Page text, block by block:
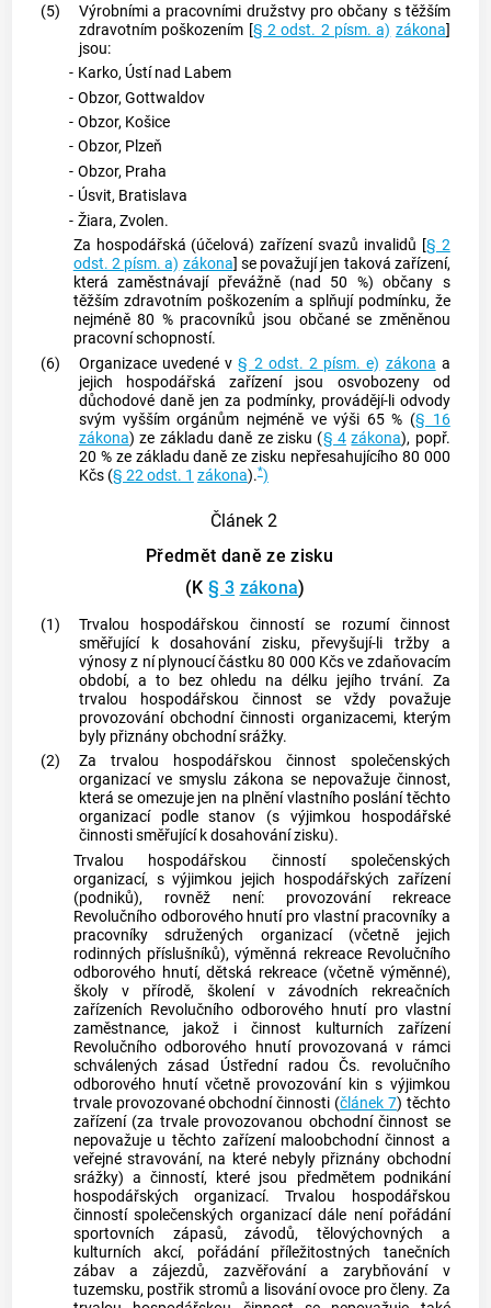
(5)
Výrobními a pracovními družstvy pro občany s těžším
zdravotním poškozením [§ 2 odst. 2 písm. a) zákona]
jsou:
- Karko, Ústí nad Labem
- Obzor, Gottwaldov
- Obzor, Košice
- Obzor, Plzeň
- Obzor, Praha
- Úsvit, Bratislava
- Žiara, Zvolen.
Za hospodářská (účelová) zařízení svazů invalidů [§ 2
odst. 2 písm. a) zákona] se považují jen taková zařízení,
která zaměstnávají převážně (nad 50 %) občany s
těžším zdravotním poškozením a splňují podmínku, že
nejméně 80 % pracovníků jsou občané se změněnou
pracovní schopností.
(6)
Organizace uvedené v§ 2 odst. 2 písm. e) zákona a
jejich hospodářská zařízení jsou osvobozeny od
důchodové daně jen za podmínky, provádějí-li odvody
svým vyšším orgánům nejméně ve výši 65 % (§ 16
zákona) ze základu daně ze zisku (§ 4 zákona), popř.
20 % ze základu daně ze zisku nepřesahujícího 80 000
Kčs (§ 22 odst. 1 zákona).*)
Článek 2
Předmět daně ze zisku
(K§ 3 zákona)
(1) Trvalou hospodářskou činnostíse rozumí činnost
směřující k dosahování zisku, převyšují-li tržby a
výnosy z ní plynoucí částku 80 000 Kčs ve zdaňovacím
období, a to bez ohledu na délku jejího trvání. Za
trvalou hospodářskou činnost se vždy považuje
provozování obchodní činnosti organizacemi, kterým
byly přiznány obchodní srážky.
(2)
Za trvalou hospodářskou činnost společenských
organizací ve smyslu zákona se nepovažuje činnost,
která se omezuje jen na plnění vlastního poslání těchto
organizací podle stanov (s výjimkou hospodářské
činnosti směřující k dosahování zisku).
Trvalou hospodářskou činnostíspolečenských
organizací, s výjimkou jejich hospodářských zařízení
(podniků), rovněž není: provozování rekreace
Revolučního odborového hnutí pro vlastní pracovníky a
pracovníky sdružených organizací (včetně jejich
rodinných příslušníků), výměnná rekreace Revolučního
odborového hnutí, dětská rekreace (včetně výměnné),
školy v přírodě, školení v závodních rekreačních
zařízeních Revolučního odborového hnutí pro vlastní
zaměstnance, jakož i činnost kulturních zařízení
Revolučního odborového hnutí provozovaná v rámci
schválených zásad Ústřední radou Čs. revolučního
odborového hnutí včetně provozování kin s výjimkou
trvale provozované obchodní činnosti (článek 7) těchto
zařízení (za trvale provozovanou obchodní činnost se
nepovažuje u těchto zařízení maloobchodní činnost a
veřejné stravování, na které nebyly přiznány obchodní
srážky) a činností, které jsou předmětem podnikání
hospodářských organizací.Trvalou hospodářskou
činnostíspolečenských organizací dále není pořádání
sportovních zápasů, závodů, tělovýchovných a
kulturních akcí, pořádání příležitostných tanečních
zábav a zájezdů, zazvěřování a zarybňování v
tuzemsku, postřik stromů a lisování ovoce pro členy. Za